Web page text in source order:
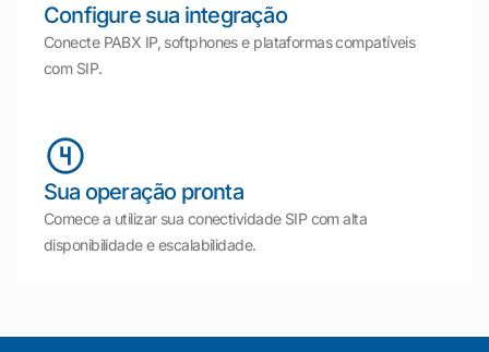
Configure sua integração
Conecte PABX IP, softphones e plataformas compatíveis
com SIP.
Sua operação pronta
Comece a utilizar sua conectividade SIP com alta
disponibilidade e escalabilidade.